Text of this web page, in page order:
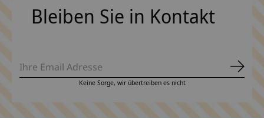
Bleiben Sie in Kontakt
Keine Sorge, wir übertreiben es nicht